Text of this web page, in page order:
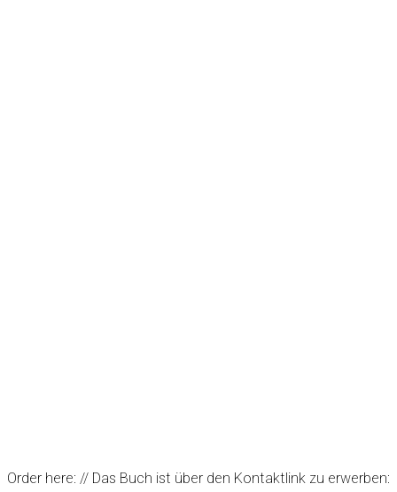
Order here: // Das Buch ist über den Kontaktlink zu erwerben: